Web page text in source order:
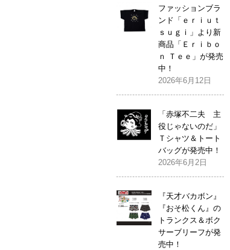
ファッションブラ
ンド「ｅｒｉｕｔ
ｓｕｇｉ」より新
商品「Ｅｒｉｂｏ
ｎ Ｔｅｅ」が発売
中！
2026年6月12日
「赤塚不二夫 主
役じゃないのだ」
Ｔシャツ＆トート
バッグが発売中！
2026年6月2日
『天才バカボン』
『おそ松くん』の
トランクス＆ボク
サーブリーフが発
売中！